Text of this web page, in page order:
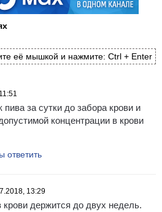
её мышкой и нажмите: Ctrl + Enter
за сутки до забора крови и
концентрации в крови
ответить
13:29
крови держится до двух недель.